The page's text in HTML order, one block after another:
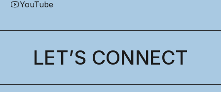
YouTube
LET’S CONNECT